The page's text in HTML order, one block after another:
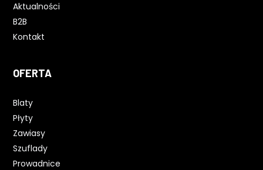
Aktualności
B2B
Kontakt
OFERTA
Blaty
Płyty
Zawiasy
Szuflady
Prowadnice